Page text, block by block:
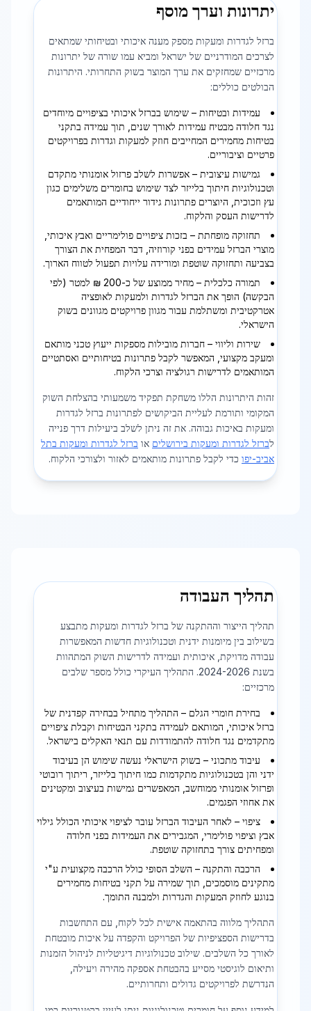
יתרונות וערך מוסף
ברזל לגדרות ומעקות מספק מענה איכותי ובטיחותי שמתאים
לצרכים המודרניים של ישראל ומביא עמו שורה של יתרונות
מרכזיים שמחזקים את ערך המוצר בשוק התחרותי. היתרונות
הבולטים כוללים:
עמידות ובטיחות – שימוש בברזל איכותי בציפויים מיוחדים
נגד חלודה מבטיח עמידות לאורך שנים, תוך עמידה בתקני
בטיחות מחמירים המחייבים חוזק למעקות וגדרות בפרויקטים
פרטיים וציבוריים.
גמישות עיצובית – אפשרות לשלב פרזול אומנותי מתקדם
וטכנולוגיות חיתוך בלייזר לצד שימוש בחומרים משלימים כגון
עץ וזכוכית, היוצרים פתרונות גידור ייחודיים המותאמים
לדרישות העסק והלקוח.
תחזוקה מופחתת – בזכות ציפויים פולימריים ואבץ איכותי,
מוצרי הברזל עמידים בפני קורוזיה, דבר המפחית את הצורך
בצביעה ותחזוקה שוטפת ומורידה עלויות תפעול לטווח הארוך.
תמורה כלכלית – מחיר ממוצע של כ-200 ₪ למטר (לפי
הבקשה) הופך את הברזל לגדרות ולמעקות לאופציה
אטרקטיבית ומשתלמת עבור מגוון פרויקטים מגוונים בשוק
הישראלי.
שירות וליווי – חברות מובילות מספקות ייעוץ טכני מותאם
ומעקב מקצועי, המאפשר לקבל פתרונות בטיחותיים ואסתטיים
המותאמים לדרישות רגולציה וצרכי הלקוח.
זהות היתרונות הללו משחקת תפקיד משמעותי בהצלחת השוק
המקומי ותורמת לעליית הביקושים לפתרונות ברזל לגדרות
ומעקות באיכות גבוהה. את זה ניתן לשלב ביעילות דרך פנייה
לברזל לגדרות ומעקות בירושלים או ברזל לגדרות ומעקות בתל
אביב-יפו כדי לקבל פתרונות מותאמים לאזור ולצורכי הלקוח.
תהליך העבודה
תהליך הייצור וההתקנה של ברזל לגדרות ומעקות מתבצע
בשילוב בין מיומנות ידנית וטכנולוגיות חדשות המאפשרות
עבודה מדויקת, איכותית ועמידה לדרישות השוק המתהוות
בשנת 2024-2026. התהליך העיקרי כולל מספר שלבים
מרכזיים:
בחירת חומרי הגלם – התהליך מתחיל בבחירה קפדנית של
ברזל איכותי, המותאם לעמידה בתקני הבטיחות וקבלת ציפויים
מתקדמים נגד חלודה להתמודדות עם תנאי האקלים בישראל.
עיבוד מתכוני – בשוק הישראלי נעשה שימוש הן בעיבוד
ידני והן בטכנולוגיות מתקדמות כמו חיתוך בלייזר, ריתוך רובוטי
ופרזול אומנותי ממוחשב, המאפשרים גמישות בעיצוב ומקטינים
את אחוזי הפגמים.
ציפוי – לאחר העיבוד הברזל עובר לציפוי איכותי הכולל גילוי
אבץ וציפוי פולימרי, המגבירים את העמידות בפני חלודה
ומפחיתים צורך בתחזוקה שוטפת.
הרכבה והתקנה – השלב הסופי כולל הרכבה מקצועית ע"י
מתקינים מוסמכים, תוך שמירה על תקני בטיחות מחמירים
בנוגע לחוזק המעקות והגדרות ולמבנה התומך.
התהליך מלווה בהתאמה אישית לכל לקוח, עם התחשבות
בדרישות הספציפיות של הפרויקט והקפדה על איכות מובטחת
לאורך כל השלבים. שילוב טכנולוגיות דיגיטליות לניהול הזמנות
ותיאום לוגיסטי מסייע בהבטחת אספקה מהירה ויעילה,
הנדרשת לפרויקטים גדולים ותחרותיים.